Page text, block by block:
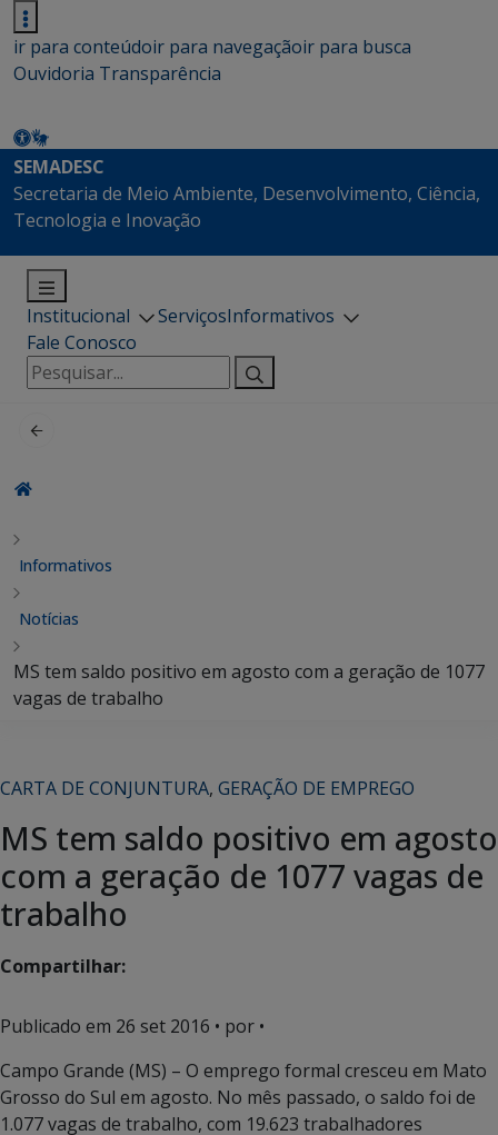
ir para conteúdoir para navegaçãoir para busca
Ouvidoria Transparência
SEMADESC
Secretaria de Meio Ambiente, Desenvolvimento, Ciência,
Tecnologia e Inovação
Institucional ServiçosInformativos
Fale Conosco
Pesquisar
por:
Informativos
Notícias
MS tem saldo positivo em agosto com a geração de 1077
vagas de trabalho
CARTA DE CONJUNTURA, GERAÇÃO DE EMPREGO
MS tem saldo positivo em agosto
com a geração de 1077 vagas de
trabalho
Compartilhar:
Publicado em 26 set 2016 • por •
Campo Grande (MS) – O emprego formal cresceu em Mato
Grosso do Sul em agosto. No mês passado, o saldo foi de
1.077 vagas de trabalho, com 19.623 trabalhadores